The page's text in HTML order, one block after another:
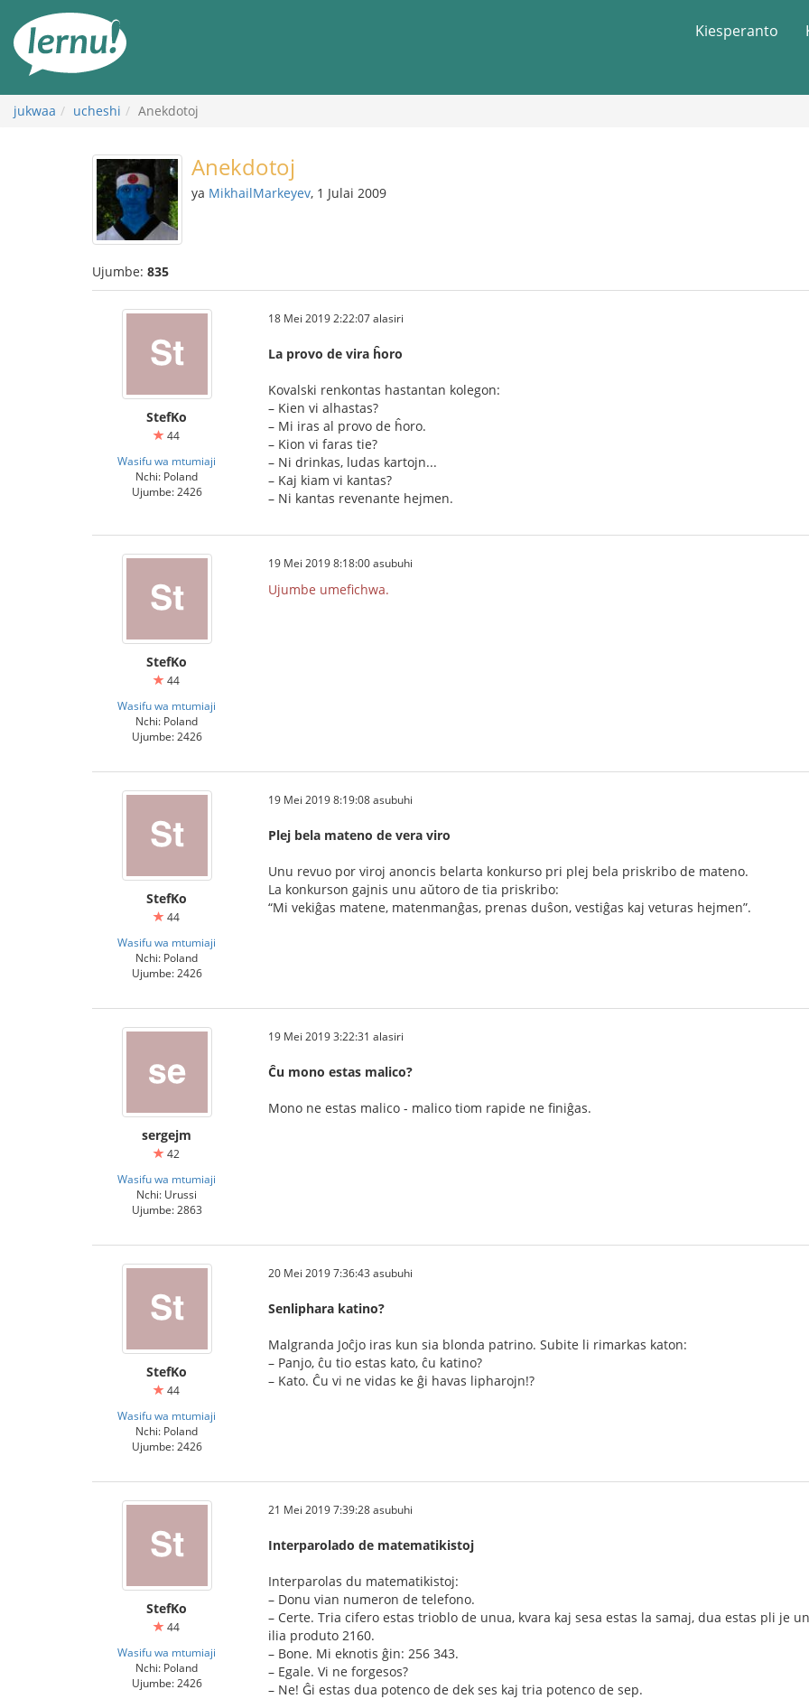
maudhui
Kiesperanto
jukwaa ucheshi Anekdotoj
Anekdotoj
ya MikhailMarkeyev, 1 Julai 2009
Ujumbe: 835
StefKo
44
Wasifu wa mtumiaji
Nchi: Poland
Ujumbe: 2426
18 Mei 2019 2:22:07 alasiri
La provo de vira ĥoro
Kovalski renkontas hastantan kolegon:
– Kien vi alhastas?
– Mi iras al provo de ĥoro.
– Kion vi faras tie?
– Ni drinkas, ludas kartojn...
– Kaj kiam vi kantas?
– Ni kantas revenante hejmen.
StefKo
44
Wasifu wa mtumiaji
Nchi: Poland
Ujumbe: 2426
19 Mei 2019 8:18:00 asubuhi
Ujumbe umefichwa.
StefKo
44
Wasifu wa mtumiaji
Nchi: Poland
Ujumbe: 2426
19 Mei 2019 8:19:08 asubuhi
Plej bela mateno de vera viro
Unu revuo por viroj anoncis belarta konkurso pri plej bela priskribo de mateno.
La konkurson gajnis unu aŭtoro de tia priskribo:
“Mi vekiĝas matene, matenmanĝas, prenas duŝon, vestiĝas kaj veturas hejmen”.
sergejm
42
Wasifu wa mtumiaji
Nchi: Urussi
Ujumbe: 2863
19 Mei 2019 3:22:31 alasiri
Ĉu mono estas malico?
Mono ne estas malico - malico tiom rapide ne finiĝas.
StefKo
44
Wasifu wa mtumiaji
Nchi: Poland
Ujumbe: 2426
20 Mei 2019 7:36:43 asubuhi
Senliphara katino?
Malgranda Joĉjo iras kun sia blonda patrino. Subite li rimarkas katon:
– Panjo, ĉu tio estas kato, ĉu katino?
– Kato. Ĉu vi ne vidas ke ĝi havas lipharojn!?
StefKo
44
Wasifu wa mtumiaji
Nchi: Poland
Ujumbe: 2426
21 Mei 2019 7:39:28 asubuhi
Interparolado de matematikistoj
Interparolas du matematikistoj:
– Donu vian numeron de telefono.
– Certe. Tria cifero estas trioblo de unua, kvara kaj sesa estas la samaj, dua estas pli je
ilia produto 2160.
– Bone. Mi eknotis ĝin: 256 343.
– Egale. Vi ne forgesos?
– Ne! Ĝi estas dua potenco de dek ses kaj tria potenco de sep.